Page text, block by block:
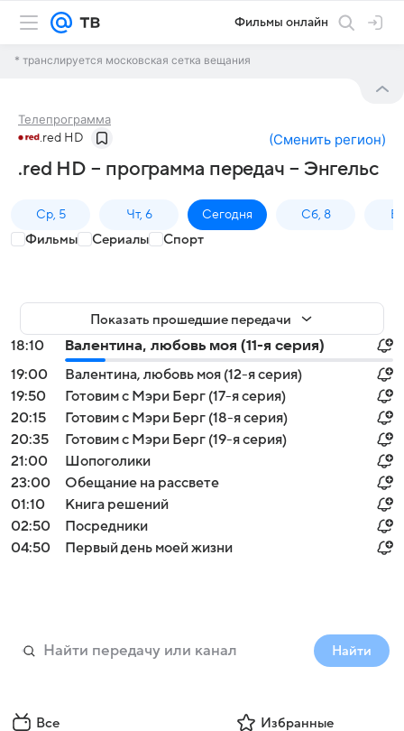
Фильмы онлайн
* транслируется московская сетка вещания
Телепрограмма
.red HD (Сменить регион)
.red HD – программа передач – Энгельс
Ср, 5 Чт, 6 Сегодня Сб, 8
Фильмы Сериалы Спорт
Показать прошедшие передачи
18:10
Валентина, любовь моя (11-я серия)
19:00
Валентина, любовь моя (12-я серия)
19:50
Готовим с Мэри Берг (17-я серия)
20:15
Готовим с Мэри Берг (18-я серия)
20:35
Готовим с Мэри Берг (19-я серия)
21:00
Шопоголики
23:00
Обещание на рассвете
01:10
Книга решений
02:50
Посредники
04:50
Первый день моей жизни
Найти
Все Избранные